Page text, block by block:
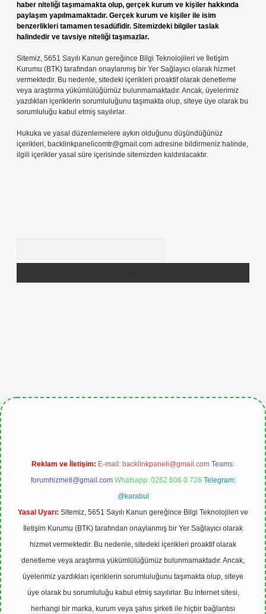
haber niteliği taşımamakta olup, gerçek kurum ve kişiler hakkında
paylaşım yapılmamaktadır. Gerçek kurum ve kişiler ile isim
benzerlikleri tamamen tesadüfidir. Sitemizdeki bilgiler taslak
halindedir ve tavsiye niteliği taşımazlar.
Sitemiz, 5651 Sayılı Kanun gereğince Bilgi Teknolojileri ve İletişim
Kurumu (BTK) tarafından onaylanmış bir Yer Sağlayıcı olarak hizmet
vermektedir. Bu nedenle, sitedeki içerikleri proaktif olarak denetleme
veya araştırma yükümlülüğümüz bulunmamaktadır. Ancak, üyelerimiz
yazdıkları içeriklerin sorumluluğunu taşımakta olup, siteye üye olarak bu
sorumluluğu kabul etmiş sayılırlar.
Hukuka ve yasal düzenlemelere aykırı olduğunu düşündüğünüz
içerikleri, backlinkpanelicomtr@gmail.com adresine bildirmeniz halinde,
ilgili içerikler yasal süre içerisinde sitemizden kaldırılacaktır.
Reklam ve İletişim: E-mail: backlinkpaneli@gmail.com Teams:
forumhizmeti@gmail.com Whatsapp: 0262 606 0 726 Telegram:
@karabul
Yasal Uyarı: Sitemiz, 5651 Sayılı Kanun gereğince Bilgi Teknolojileri ve
İletişim Kurumu (BTK) tarafından onaylanmış bir Yer Sağlayıcı olarak
hizmet vermektedir. Bu nedenle, sitedeki içerikleri proaktif olarak
denetleme veya araştırma yükümlülüğümüz bulunmamaktadır. Ancak,
üyelerimiz yazdıkları içeriklerin sorumluluğunu taşımakta olup, siteye
üye olarak bu sorumluluğu kabul etmiş sayılırlar. Bu internet sitesi,
herhangi bir marka, kurum veya şahıs şirketi ile hiçbir bağlantısı